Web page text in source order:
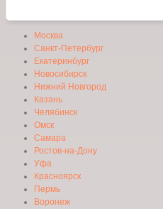
Москва
Санкт-Петербург
Екатеринбург
Новосибирск
Нижний Новгород
Казань
Челябинск
Омск
Самара
Ростов-на-Дону
Уфа
Красноярск
Пермь
Воронеж